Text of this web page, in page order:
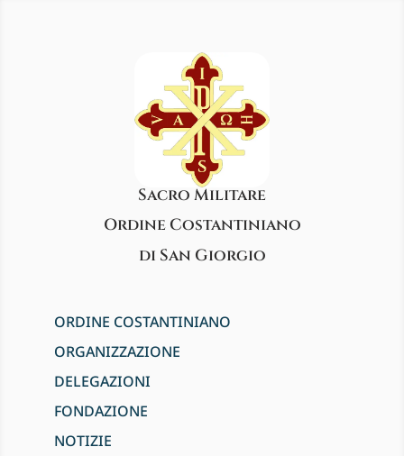
Sacro Militare
Ordine Costantiniano
di San Giorgio
ORDINE COSTANTINIANO
ORGANIZZAZIONE
DELEGAZIONI
FONDAZIONE
NOTIZIE